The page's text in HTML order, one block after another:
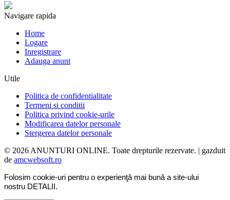
Navigare rapida
Home
Logare
Inregistrare
Adauga anunt
Utile
Politica de confidentialitate
Termeni si conditii
Politica privind cookie-urile
Modificarea datelor personale
Stergerea datelor personale
© 2026 ANUNTURI ONLINE. Toate drepturile rezervate. | gazduit
de amcwebsoft.ro
Folosim cookie-uri pentru o experienţă mai bună a site-ului
nostru DETALII .